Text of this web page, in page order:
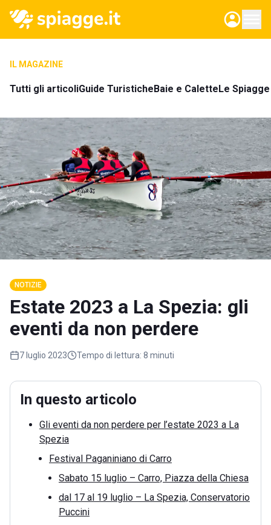
IL MAGAZINE
Tutti gli articoliGuide TuristicheBaie e CaletteLe
NOTIZIE
Estate 2023 a La Spezia: gli
eventi da non perdere
7 luglio 2023 Tempo di lettura: 8 minuti
In questo articolo
Gli eventi da non perdere per l’estate 2023 a La
Spezia
Festival Paganiniano di Carro
Sabato 15 luglio – Carro, Piazza della Chiesa
dal 17 al 19 luglio – La Spezia, Conservatorio
Puccini